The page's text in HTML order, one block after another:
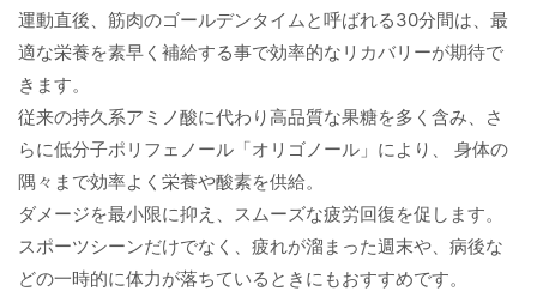
運動直後、筋肉のゴールデンタイムと呼ばれる30分間は、最
適な栄養を素早く補給する事で効率的なリカバリーが期待で
きます。
従来の持久系アミノ酸に代わり高品質な果糖を多く含み、さ
らに低分子ポリフェノール「オリゴノール」により、 身体の
隅々まで効率よく栄養や酸素を供給。
ダメージを最小限に抑え、スムーズな疲労回復を促します。
スポーツシーンだけでなく、疲れが溜まった週末や、病後な
どの一時的に体力が落ちているときにもおすすめです。